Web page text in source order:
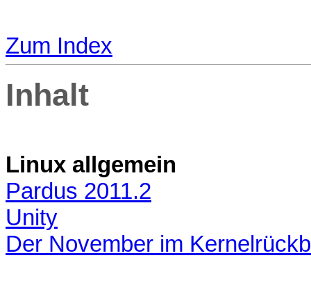
Zum Index
Inhalt
Linux allgemein
Pardus 2011.2
Unity
Der November im